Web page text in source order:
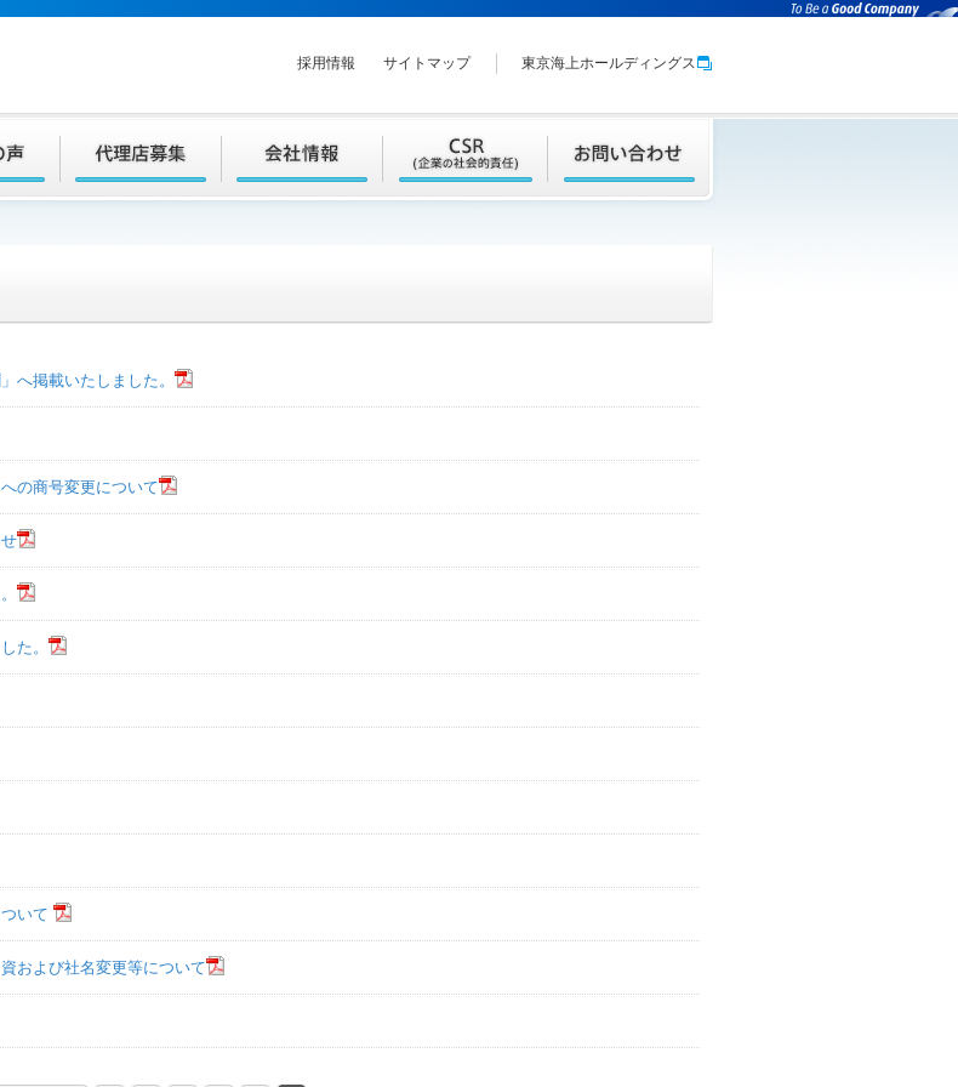
採用情報 サイトマップ 東京海上ホールディングス
へ掲載いたしました。
の商号変更について
た。
いて
および社名変更等について